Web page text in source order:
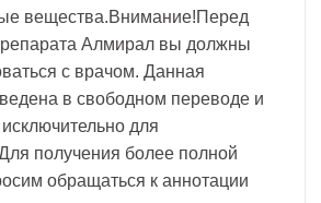
вещества.Внимание!Перед
Алмирал вы должны
с врачом. Данная
в свободном переводе и
для
получения более полной
обращаться к аннотации